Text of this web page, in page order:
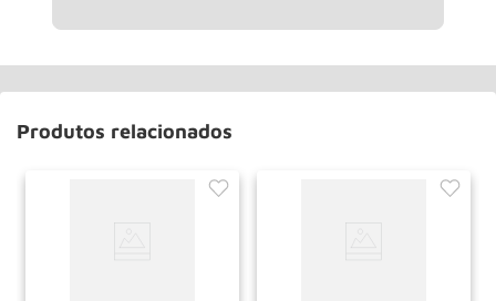
Produtos relacionados